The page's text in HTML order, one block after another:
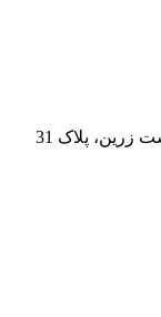
تهران، شریعتی، بالاتر از میرداماد، بن بست زرین، پلاک 31